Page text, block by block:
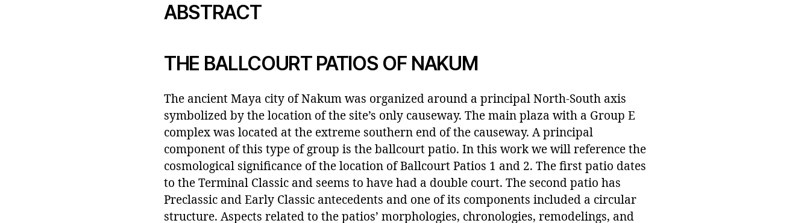
ABSTRACT
THE BALLCOURT PATIOS OF NAKUM
The ancient Maya city of Nakum was organized around a principal North-South axis
symbolized by the location of the site’s only causeway. The main plaza with a Group E
complex was located at the extreme southern end of the causeway. A principal
component of this type of group is the ballcourt patio. In this work we will reference the
cosmological significance of the location of Ballcourt Patios 1 and 2. The first patio dates
to the Terminal Classic and seems to have had a double court. The second patio has
Preclassic and Early Classic antecedents and one of its components included a circular
structure. Aspects related to the patios’ morphologies, chronologies, remodelings, and